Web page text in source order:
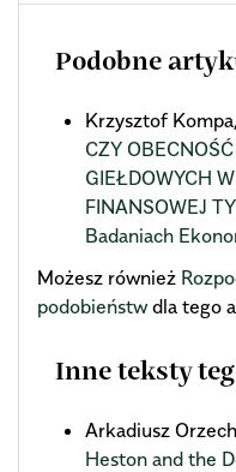
Podobne
Krzysztof
CZY
GIEŁDOWYCH
FINANSOWEJ
Badaniach
Możesz również
podobieństwdla tego
Inne teksty
Arkadiusz
Heston and the